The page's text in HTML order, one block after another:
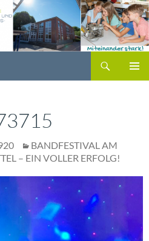
BANDFESTIVAL AM
– EIN VOLLER ERFOLG!